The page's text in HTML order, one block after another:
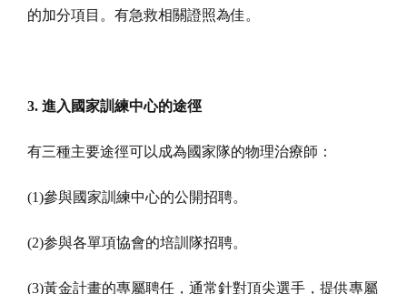
的加分項目。有急救相關證照為佳。
3. 進入國家訓練中心的途徑
有三種主要途徑可以成為國家隊的物理治療師：
(1)參與國家訓練中心的公開招聘。
(2)参與各單項協會的培訓隊招聘。
(3)黃金計畫的專屬聘任，通常針對頂尖選手，提供專屬